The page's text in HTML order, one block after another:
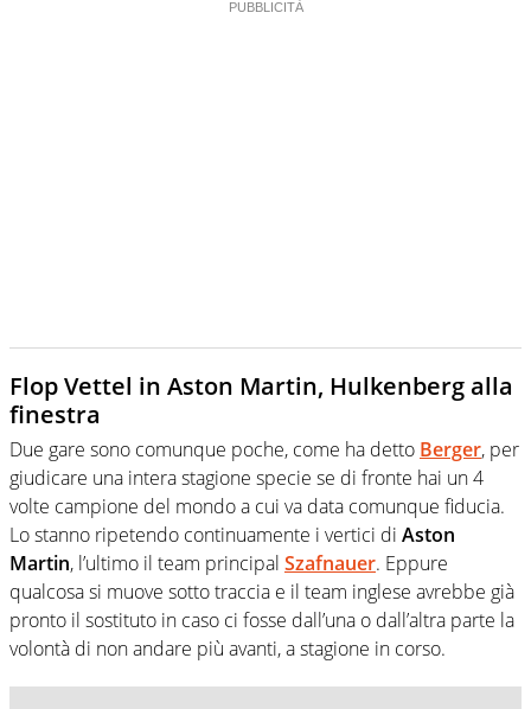
Flop Vettel in Aston Martin, Hulkenberg alla
finestra
Due gare sono comunque poche, come ha detto Berger, per
giudicare una intera stagione specie se di fronte hai un 4
volte campione del mondo a cui va data comunque fiducia.
Lo stanno ripetendo continuamente i vertici di Aston
Martin, l’ultimo il team principal Szafnauer. Eppure
qualcosa si muove sotto traccia e il team inglese avrebbe già
pronto il sostituto in caso ci fosse dall’una o dall’altra parte la
volontà di non andare più avanti, a stagione in corso.